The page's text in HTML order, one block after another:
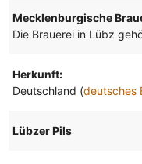
Mecklenburgische
Die Brauerei in Lübz
Herkunft:
Deutschland (deutsches
Lübzer Pils